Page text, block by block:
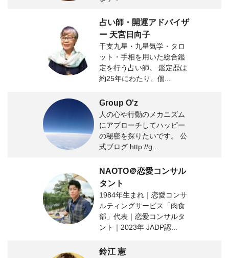
占い師・開運アドバイザ
ー 天宮日向子
干支九星・九星気学・タロ
ット・手相を用いた総合鑑
定を行う占い師。 鑑定歴は
約25年にわたり、個...
Group O'z
人の心や行動のメカニズム
にアプローチしてハッピー
の秘密を探りたいです。 公
式ブログ http://g...
NAOTO＠恋愛コンサル
タント
1984年生まれ｜恋愛コンサ
ルティングサービス「肉食
部」代表｜恋愛コンサルタ
ント｜2023年 JADP認...
鈴江 憲